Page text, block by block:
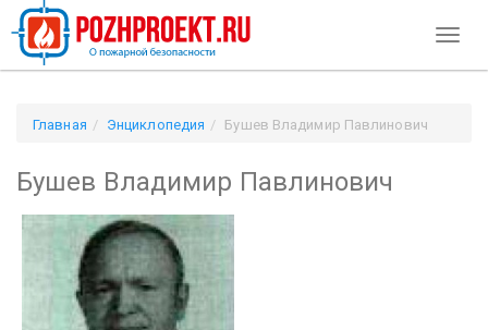
Главная Энциклопедия Бушев Владимир Павлинович
Бушев Владимир Павлинович